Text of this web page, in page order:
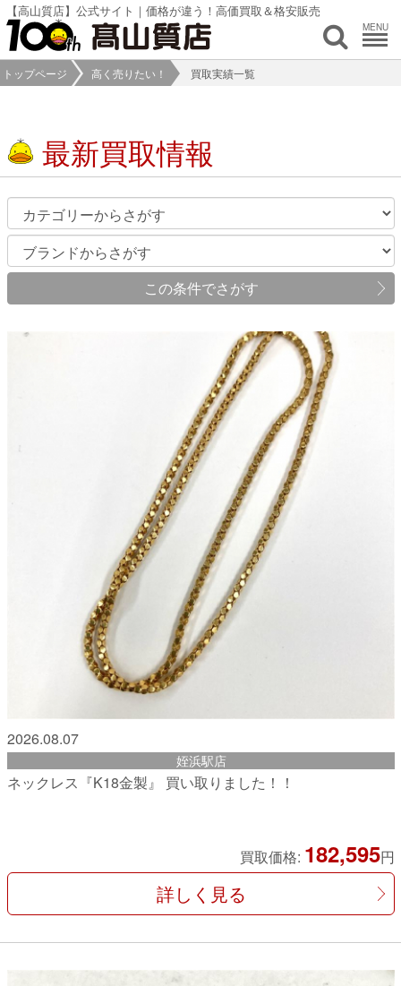
【高山質店】公式サイト｜価格が違う！高価買取＆格安販売
MENU
トップページ 高く売りたい！ 買取実績一覧
最新買取情報
この条件でさがす
2026.08.07
姪浜駅店
ネックレス『K18金製』 買い取りました！！
買取価格: 182,595円
詳しく見る